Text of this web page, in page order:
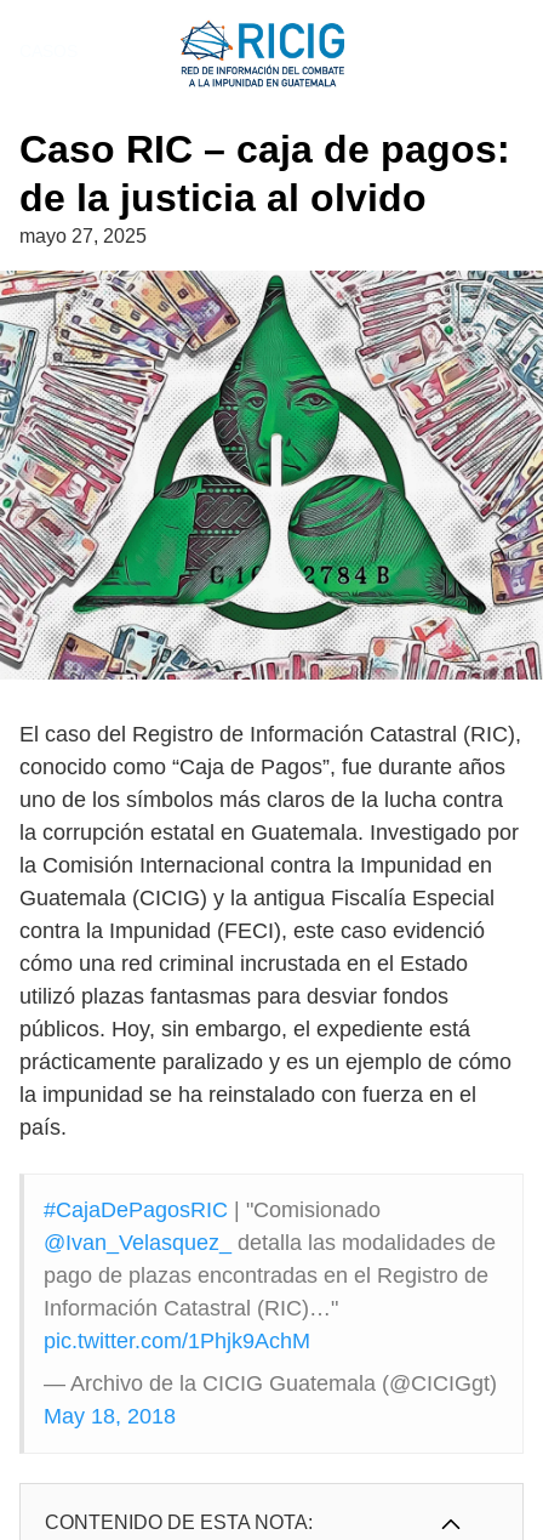
Caso RIC – caja de pagos:
de la justicia al olvido
mayo 27, 2025
El caso del Registro de Información Catastral (RIC),
conocido como “Caja de Pagos”, fue durante años
uno de los símbolos más claros de la lucha contra
la corrupción estatal en Guatemala. Investigado por
la Comisión Internacional contra la Impunidad en
Guatemala (CICIG) y la antigua Fiscalía Especial
contra la Impunidad (FECI), este caso evidenció
cómo una red criminal incrustada en el Estado
utilizó plazas fantasmas para desviar fondos
públicos. Hoy, sin embargo, el expediente está
prácticamente paralizado y es un ejemplo de cómo
la impunidad se ha reinstalado con fuerza en el
país.
#CajaDePagosRIC | "Comisionado
@Ivan_Velasquez_
detalla las modalidades de
pago de plazas encontradas en el Registro de
Información Catastral (RIC)…"
pic.twitter.com/1Phjk9AchM
— Archivo de la CICIG Guatemala (@CICIGgt)
May 18, 2018
CONTENIDO DE ESTA NOTA: